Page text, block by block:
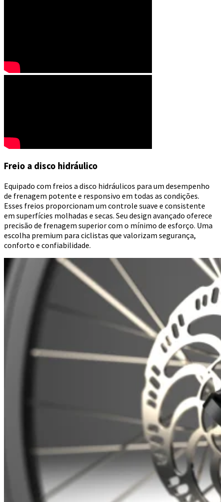
Freio a disco hidráulico
Equipado com freios a disco hidráulicos para um desempenho
de frenagem potente e responsivo em todas as condições.
Esses freios proporcionam um controle suave e consistente
em superfícies molhadas e secas. Seu design avançado oferece
precisão de frenagem superior com o mínimo de esforço. Uma
escolha premium para ciclistas que valorizam segurança,
conforto e confiabilidade.